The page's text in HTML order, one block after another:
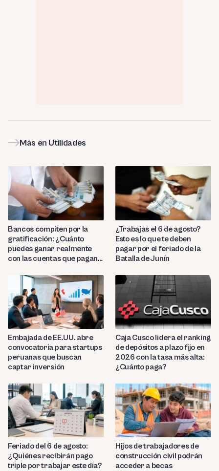
Más en Utilidades
Bancos compiten por la
gratificación: ¿Cuánto
puedes ganar realmente
con las cuentas que pagan
¿Trabajas el 6 de agosto?
Esto es lo que te deben
pagar por el feriado de la
Batalla de Junín
Embajada de EE.UU. abre
convocatoria para startups
peruanas que buscan
captar inversión
Caja Cusco lidera el ranking
de depósitos a plazo fijo en
2026 con la tasa más alta:
¿Cuánto paga?
Feriado del 6 de agosto:
¿Quiénes recibirán pago
triple por trabajar este día?
Hijos de trabajadores de
construcción civil podrán
acceder a becas